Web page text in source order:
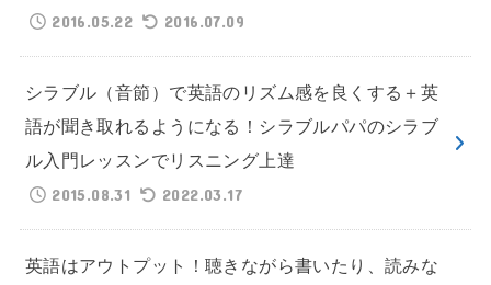
2016.05.22
2016.07.09
シラブル（音節）で英語のリズム感を良くする＋英
語が聞き取れるようになる！シラブルパパのシラブ
ル入門レッスンでリスニング上達
2015.08.31
2022.03.17
英語はアウトプット！聴きながら書いたり、読みな